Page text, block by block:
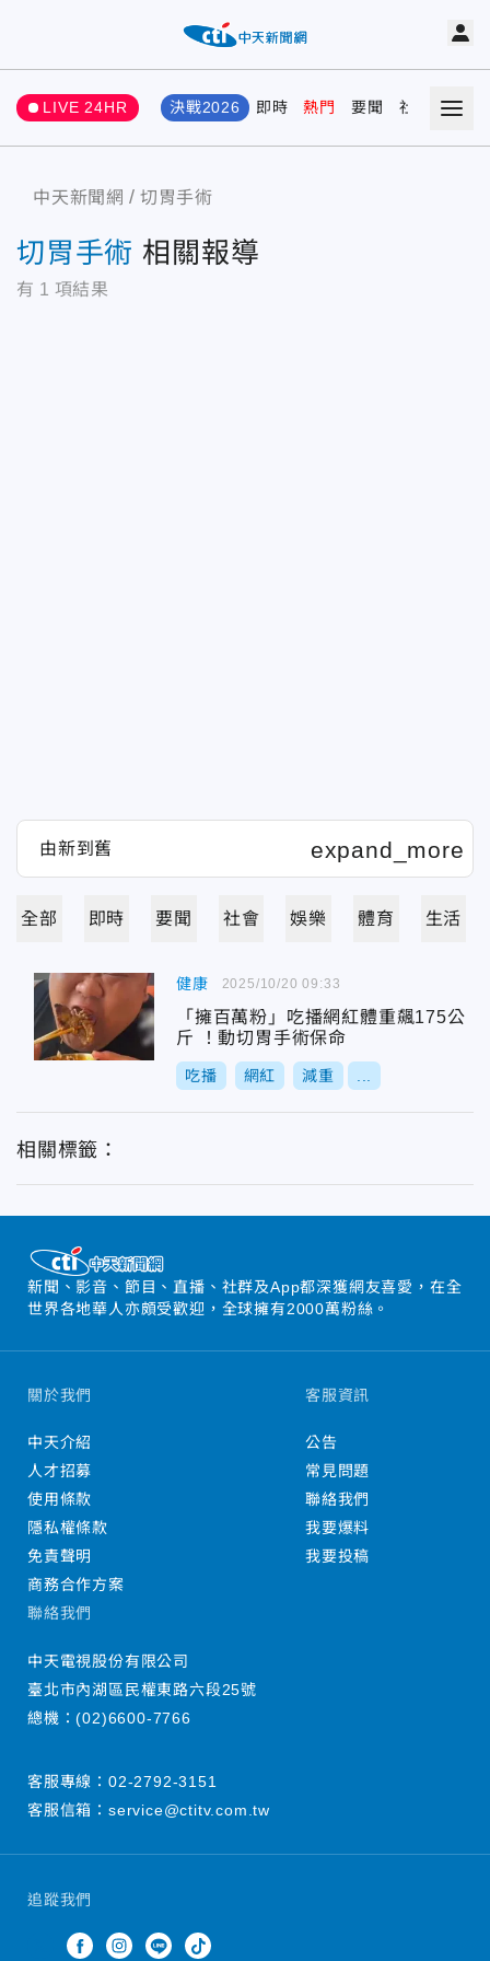
LIVE 24HR 決戰2026 即時 熱門 要聞 社會 娛樂
中天新聞網 切胃手術
切胃手術 相關報導
有 1 項結果
全部 即時 要聞 社會 娛樂 體育 生活
健康
「擁百萬粉」吃播網紅體重飆175公
斤 ！動切胃手術保命
吃播 網紅 減重
2025/10/20 09:33
相關標籤：
新聞、影音、節目、直播、社群及App都深獲網友喜愛，在全
世界各地華人亦頗受歡迎，全球擁有2000萬粉絲。
追蹤我們
關於我們
中天介紹
人才招募
使用條款
隱私權條款
免責聲明
商務合作方案
客服資訊
公告
常見問題
聯絡我們
我要爆料
我要投稿
聯絡我們
中天電視股份有限公司
臺北市內湖區民權東路六段25號
總機：(02)6600-7766
客服專線： 02-2792-3151
客服信箱： service@ctitv.com.tw